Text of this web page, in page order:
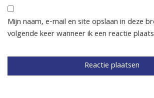
Mijn naam, e-mail en site opslaan in deze
volgende keer wanneer ik een reactie